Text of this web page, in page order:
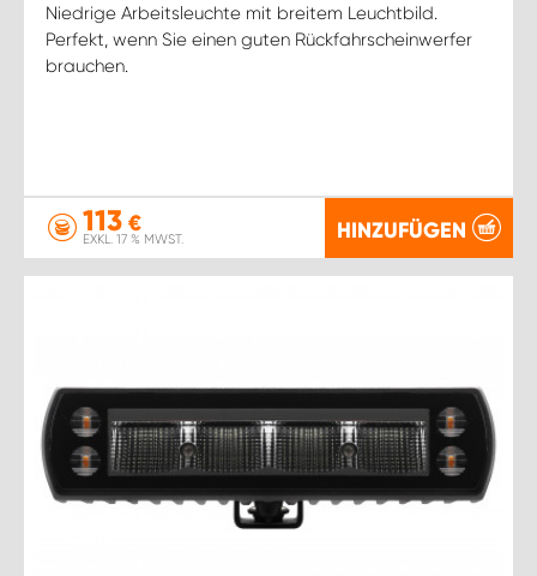
Niedrige Arbeitsleuchte mit breitem Leuchtbild.
Perfekt, wenn Sie einen guten Rückfahrscheinwerfer
brauchen.
113 €
EXKL. 17 % MWST. HINZUFÜGEN